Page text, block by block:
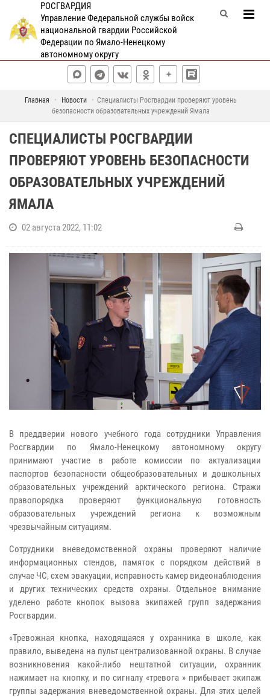
РОСГВАРДИЯ
Управление Федеральной службы войск
национальной гвардии Российской
Федерации по Ямало-Ненецкому
автономному округу
Главная Новости
Специалисты Росгвардии проверяют уровень
безопасности образовательных учреждений Ямала
СПЕЦИАЛИСТЫ РОСГВАРДИИ
ПРОВЕРЯЮТ УРОВЕНЬ БЕЗОПАСНОСТИ
ОБРАЗОВАТЕЛЬНЫХ УЧРЕЖДЕНИЙ
ЯМАЛА
02 августа 2022, 11:02
В преддверии нового учебного года сотрудники Управления
Росгвардии по Ямало-Ненецкому автономному округу
принимают участие в работе комиссии по актуализации
паспортов безопасности общеобразовательных и дошкольных
образовательных учреждений арктического региона. Стражи
правопорядка проверяют функциональную готовность
образовательных учреждений региона к возможным
чрезвычайным ситуациям.
Сотрудники вневедомственной охраны проверяют наличие
информационных стендов, памяток с порядком действий в
случае ЧС, схем эвакуации, исправность камер видеонаблюдения
и других технических средств охраны. Отдельное внимание
уделено работе кнопок вызова экипажей групп задержания
Росгвардии.
«Тревожная кнопка, находящаяся у охранника в школе, как
правило, выведена на пульт централизованной охраны. В случае
возникновения какой-либо нештатной ситуации, охранник
нажимает на кнопку, и по сигналу «тревога » прибывает экипаж
группы задержания вневедомственной охраны. Для этих целей